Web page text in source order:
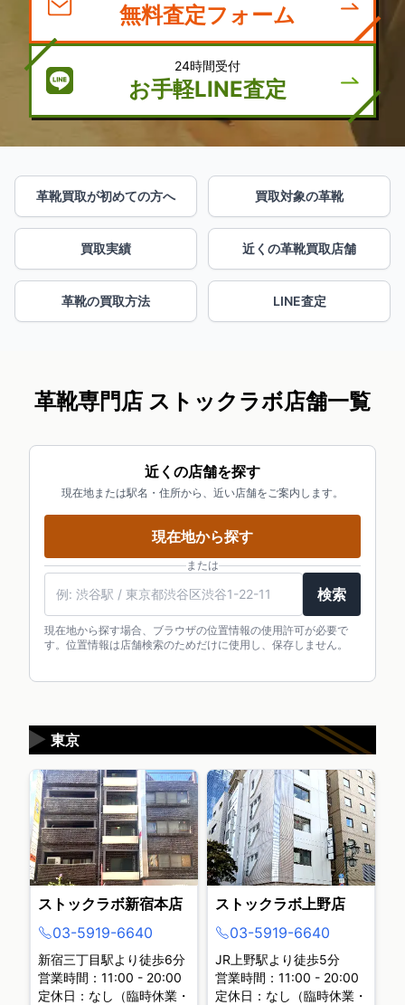
無料査定フォーム
お手軽LINE査定
革靴買取が初めての方へ 買取対象の革靴
買取実績 近くの革靴買取店舗
革靴の買取方法 LINE査定
革靴専門店 ストックラボ店舗一覧
近くの店舗を探す
現在地または駅名・住所から、近い店舗をご案内します。
現在地から探す
または
検索
現在地から探す場合、ブラウザの位置情報の使用許可が必要で
す。位置情報は店舗検索のためだけに使用し、保存しません。
東京
▶
ストックラボ新宿本店
03-5919-6640
新宿三丁目駅より徒歩6分
営業時間：11:00 - 20:00
定休日：なし（臨時休業・
ストックラボ上野店
03-5919-6640
JR上野駅より徒歩5分
営業時間：11:00 - 20:00
定休日：なし（臨時休業・